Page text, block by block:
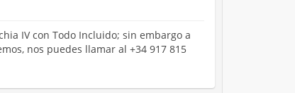
IV con Todo Incluido; sin embargo a
nos puedes llamar al +34 917 815